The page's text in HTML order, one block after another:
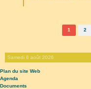
1 2
Samedi 8 août 2026
Plan du site Web
Agenda
Documents